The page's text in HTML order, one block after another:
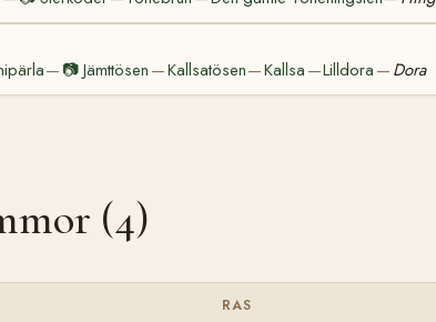
— 📷Jämttösen —Kallsatösen—Kallsa —Lilldora — Dora
(4)
RAS